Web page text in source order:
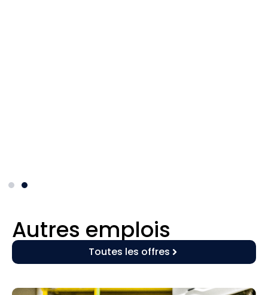
Autres emplois
Toutes les offres